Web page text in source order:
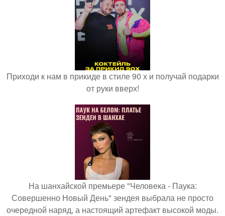
Приходи к нам в прикиде в стиле 90 х и получай подарки
от руки вверх!
На шанхайской премьере "Человека - Паука:
Совершенно Новый День" зендея выбрала не просто
очередной наряд, а настоящий артефакт высокой моды.